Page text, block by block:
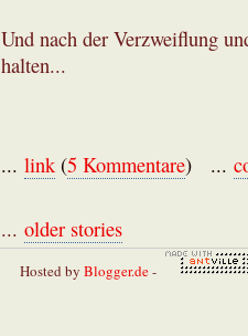
Und nach der Verzweiflung
halten...
... link(5 Kommentare) ...
... older stories
Hosted by Blogger.de-